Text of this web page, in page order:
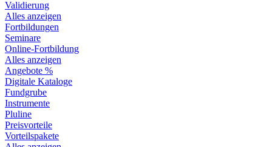
Validierung
Alles anzeigen
Fortbildungen
Seminare
Online-Fortbildung
Alles anzeigen
Angebote %
Digitale Kataloge
Fundgrube
Instrumente
Pluline
Preisvorteile
Vorteilspakete